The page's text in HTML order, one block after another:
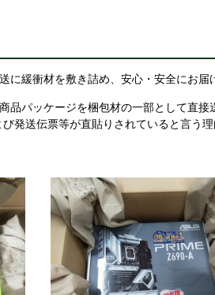
緩衝材を敷き詰め、安心・安全にお
パッケージを梱包材の一部として直
発送伝票等が直貼りされていると言う